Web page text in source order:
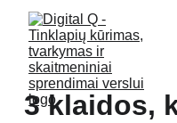
3 klaidos,